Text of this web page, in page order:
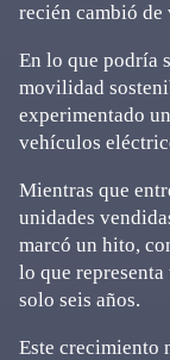
recién cambió de
En lo que podría
movilidad
experimentado
vehículos
Mientras que
unidades
marcó un hito,
lo que
solo seis años.
Este crecimiento